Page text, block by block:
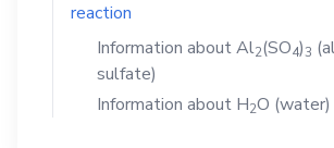
reaction
Information aboutAl2(SO4)3
sulfate)
Information about H2O (water)